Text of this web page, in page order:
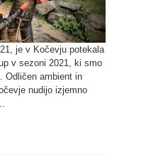
je v Kočevju potekala
v sezoni 2021, ki smo
Odličen ambient in
nudijo izjemno